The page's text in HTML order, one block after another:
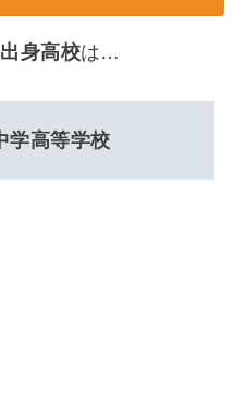
出身高校は…
学高等学校